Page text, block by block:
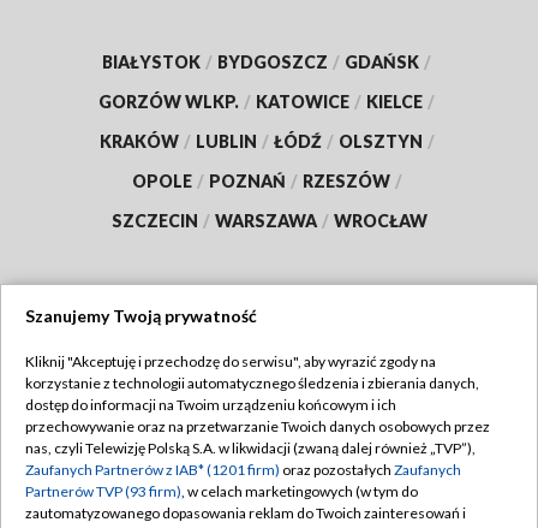
BIAŁYSTOK / BYDGOSZCZ / GDAŃSK /
GORZÓW WLKP. / KATOWICE / KIELCE /
KRAKÓW / LUBLIN / ŁÓDŹ / OLSZTYN /
OPOLE / POZNAŃ / RZESZÓW /
SZCZECIN / WARSZAWA / WROCŁAW
TVP
Abonament TVP
Emisja w TVP
Centrum informacji TVP
Regulamin TVP
Polityka prywatności
Moje zgody
Szanujemy Twoją prywatność
Kliknij "Akceptuję i przechodzę do serwisu", aby wyrazić zgody na
korzystanie z technologii automatycznego śledzenia i zbierania danych,
dostęp do informacji na Twoim urządzeniu końcowym i ich
przechowywanie oraz na przetwarzanie Twoich danych osobowych przez
nas, czyli Telewizję Polską S.A. w likwidacji (zwaną dalej również „TVP”),
Zaufanych Partnerów z IAB* (1201 firm) oraz pozostałych Zaufanych
Partnerów TVP (93 firm), w celach marketingowych (w tym do
zautomatyzowanego dopasowania reklam do Twoich zainteresowań i